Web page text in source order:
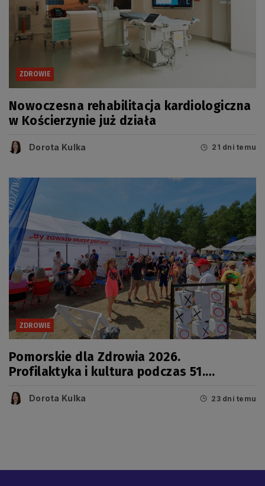
ZDROWIE
Nowoczesna rehabilitacja kardiologiczna
w Kościerzynie już działa
Dorota Kulka 21 dni temu
ZDROWIE
Pomorskie dla Zdrowia 2026.
Profilaktyka i kultura podczas 51.
Dorota Kulka 23 dni temu